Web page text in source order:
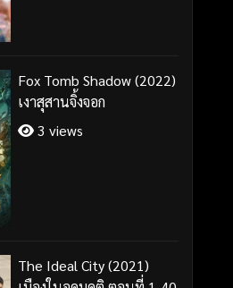
Fox Tomb Shadow (2022)
เงาสุสานจิ้งจอก
3 views
The Ideal City (2021)